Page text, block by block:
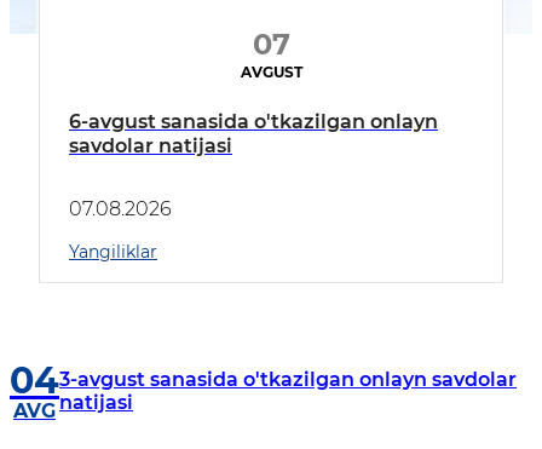
07
AVGUST
6-avgust sanasida o'tkazilgan onlayn
savdolar natijasi
07.08.2026
Yangiliklar
04
AVG
3-avgust sanasida o'tkazilgan onlayn savdolar
natijasi